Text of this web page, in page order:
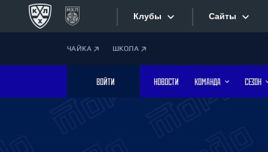
Клубы
Дивизион Боброва
Лада
Сайты
ЧАЙКА ШКОЛА
ВОЙТИ НОВОСТИ КОМАНДА СЕЗОН